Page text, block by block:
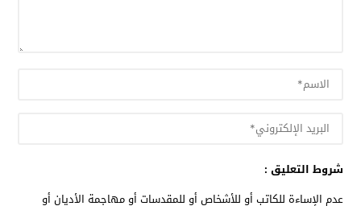
شروط التعليق :
عدم الإساءة للكاتب أو للأشخاص أو للمقدسات أو مهاجمة الأديان أو